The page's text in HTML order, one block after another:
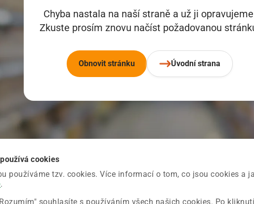
cookies
používáme tzv. cookies. Více informací o tom, co jsou cookies a
.
souhlasíte s používáním všech našich cookies. Po
Chyba nastala na naší straně a už ji
Zkuste prosím znovu načíst požadovanou
Obnovit stránku Úvodní strana